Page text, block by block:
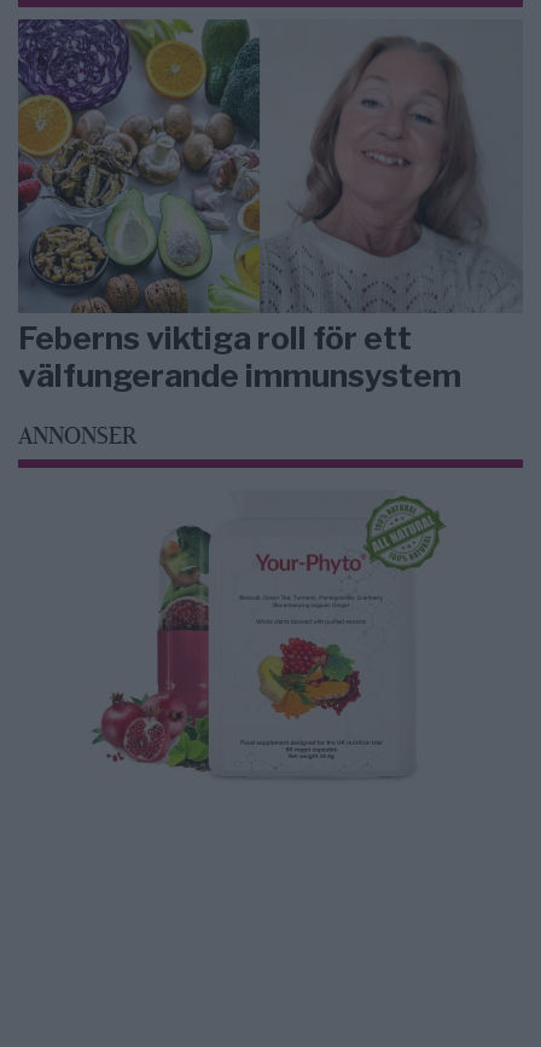
Feberns viktiga roll för ett
välfungerande immunsystem
ANNONSER